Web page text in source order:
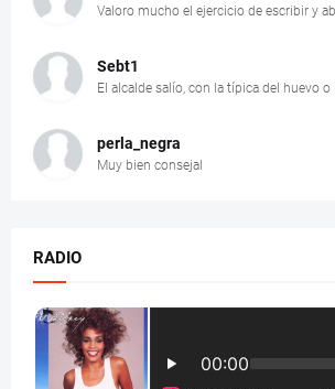
Valoro mucho el ejercicio de escribir y
Sebt1
El alcalde salío, con la típica del huevo o
perla_negra
Muy bien consejal
RADIO